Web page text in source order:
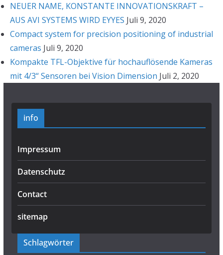
NEUER NAME, KONSTANTE INNOVATIONSKRAFT –
AUS AVI SYSTEMS WIRD EYYES Juli 9, 2020
Compact system for precision positioning of industrial
cameras Juli 9, 2020
Kompakte TFL-Objektive für hochauflösende Kameras
mit 4/3“ Sensoren bei Vision Dimension Juli 2, 2020
info
Impressum
Datenschutz
Contact
sitemap
Schlagwörter